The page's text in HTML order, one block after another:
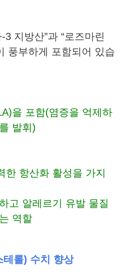
3 지방산”과 “로즈마린
풍부하게 포함되어 있습
을 포함(염증을 억제하
발휘)
한 항산화 활성을 가지
고 알레르기 유발 물질
역할
테롤) 수치 향상